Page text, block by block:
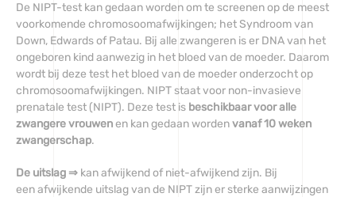
De NIPT-test kan gedaan worden om te screenen op de meest
voorkomende chromosoomafwijkingen; het Syndroom van
Down, Edwards of Patau. Bij alle zwangeren is er DNA van het
ongeboren kind aanwezig in het bloed van de moeder. Daarom
wordt bij deze test het bloed van de moeder onderzocht op
chromosoomafwijkingen. NIPT staat voor non-invasieve
prenatale test (NIPT). Deze test is beschikbaar voor alle
zwangere vrouwenen kan gedaan wordenvanaf 10 weken
zwangerschap.
De uitslag ⇒ kan afwijkend of niet-afwijkend zijn. Bij
een afwijkende uitslag van de NIPT zijn er sterke aanwijzingen